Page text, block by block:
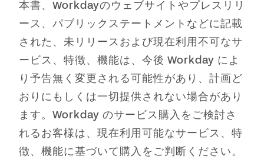
本書、Workdayのウェブサイトやプレスリリ
ース、パブリックステートメントなどに記載
された、未リリースおよび現在利用不可なサ
ービス、特徴、機能は、今後 Workday によ
り予告無く変更される可能性があり、計画ど
おりにもしくは一切提供されない場合があり
ます。Workday のサービス購入をご検討さ
れるお客様は、現在利用可能なサービス、特
徴、機能に基づいて購入をご判断ください。